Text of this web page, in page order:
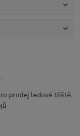
prodej ledové tříště,